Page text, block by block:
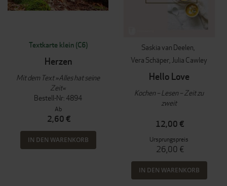
Textkarte klein (C6)
Herzen
Mit dem Text »Alles hat seine
Zeit«
Bestell-Nr: 4894
Ab
2,60 €
IN DEN WARENKORB
Saskia van Deelen
Vera Schäper Julia Cawley
Hello Love
Kochen – Lesen – Zeit zu
zweit
12,00 €
Ursprungspreis
26,00 €
IN DEN WARENKORB